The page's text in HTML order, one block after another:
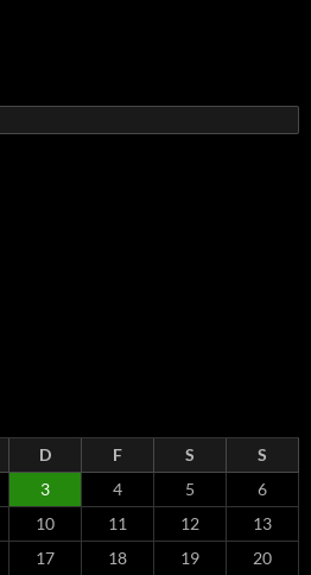
D F S
S
3 4 5
6
10 11 12
13
17 18 19 20